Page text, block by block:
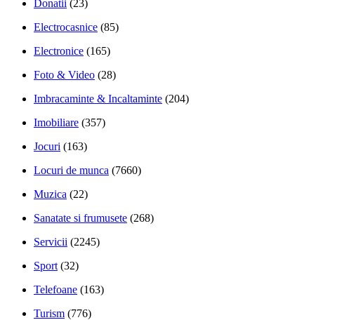
Donatii (23)
Electrocasnice (85)
Electronice (165)
Foto & Video (28)
Imbracaminte & Incaltaminte (204)
Imobiliare (357)
Jocuri (163)
Locuri de munca (7660)
Muzica (22)
Sanatate si frumusete (268)
Servicii (2245)
Sport (32)
Telefoane (163)
Turism (776)